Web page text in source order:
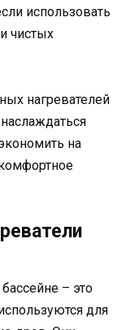
использовать
чистых
нагревателей
на
– это
для